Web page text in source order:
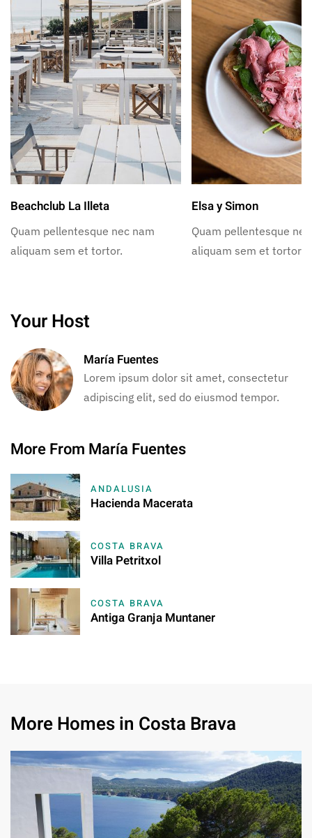
Beachclub La Illeta
Quam pellentesque nec nam
aliquam sem et tortor.
Elsa y Simon
Quam pellentesque
aliquam sem et tortor.
Your Host
María Fuentes
Lorem ipsum dolor sit amet, consectetur
adipiscing elit, sed do eiusmod tempor.
More From María Fuentes
ANDALUSIA
Hacienda Macerata
COSTA BRAVA
Villa Petritxol
COSTA BRAVA
Antiga Granja Muntaner
More Homes in Costa Brava